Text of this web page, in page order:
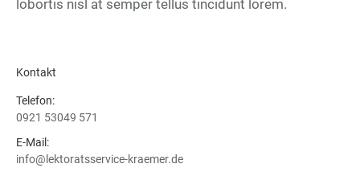
lobortis nisl at semper tellus tincidunt lorem.
Kontakt
Telefon:
0921 53049 571
E-Mail:
info@lektoratsservice-kraemer.de